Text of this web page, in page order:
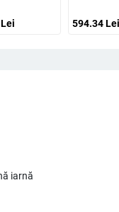
Lei 594.34Lei
iarnă